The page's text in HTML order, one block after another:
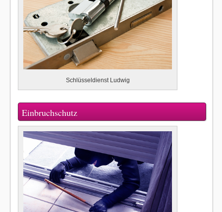
Schlüsseldienst Ludwig
Einbruchschutz